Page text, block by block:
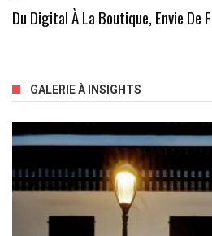
Du Digital À La Boutique, Envie De
GALERIE À INSIGHTS